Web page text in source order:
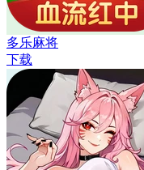
多乐麻将
下载